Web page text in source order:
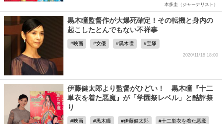
本多圭（ジャーナリスト）
黒木瞳監督作が大爆死確定！その転機と身内の
起こしたとんでもない不祥事
映画 女優 黒木瞳 宝塚
2020/11/18 18:00
伊藤健太郎より監督がひどい！ 黒木瞳『十二
単衣を着た悪魔』が「学園祭レベル」と酷評祭
り
映画 黒木瞳 伊藤健太郎 十二単衣を着た悪魔